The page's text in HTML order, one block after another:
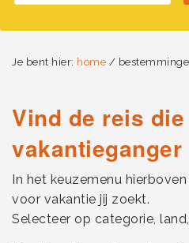
Je bent hier: home /
Vind de reis
vakantieganger
In het keuzemenu
voor vakantie jij zoekt.
Selecteer op categorie,